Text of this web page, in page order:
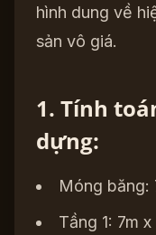
hình dung về
sản vô giá.
1. Tính
dựng:
Móng băng:
Tầng 1: 7m